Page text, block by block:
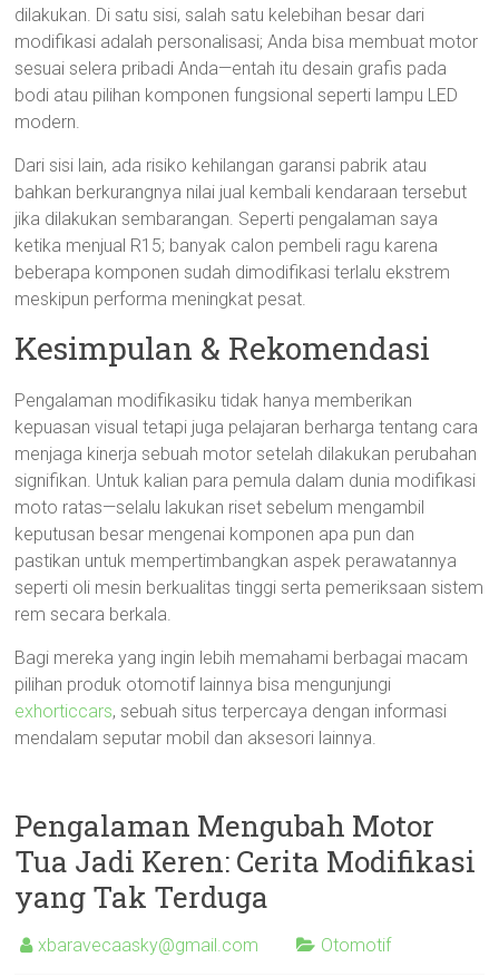
dilakukan. Di satu sisi, salah satu kelebihan besar dari
modifikasi adalah personalisasi; Anda bisa membuat motor
sesuai selera pribadi Anda—entah itu desain grafis pada
bodi atau pilihan komponen fungsional seperti lampu LED
modern.
Dari sisi lain, ada risiko kehilangan garansi pabrik atau
bahkan berkurangnya nilai jual kembali kendaraan tersebut
jika dilakukan sembarangan. Seperti pengalaman saya
ketika menjual R15; banyak calon pembeli ragu karena
beberapa komponen sudah dimodifikasi terlalu ekstrem
meskipun performa meningkat pesat.
Kesimpulan & Rekomendasi
Pengalaman modifikasiku tidak hanya memberikan
kepuasan visual tetapi juga pelajaran berharga tentang cara
menjaga kinerja sebuah motor setelah dilakukan perubahan
signifikan. Untuk kalian para pemula dalam dunia modifikasi
moto ratas—selalu lakukan riset sebelum mengambil
keputusan besar mengenai komponen apa pun dan
pastikan untuk mempertimbangkan aspek perawatannya
seperti oli mesin berkualitas tinggi serta pemeriksaan sistem
rem secara berkala.
Bagi mereka yang ingin lebih memahami berbagai macam
pilihan produk otomotif lainnya bisa mengunjungi
exhorticcars, sebuah situs terpercaya dengan informasi
mendalam seputar mobil dan aksesori lainnya.
Pengalaman Mengubah Motor
Tua Jadi Keren: Cerita Modifikasi
yang Tak Terduga
xbaravecaasky@gmail.com Otomotif